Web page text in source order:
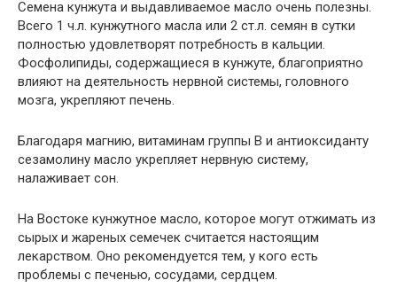
Семена кунжута и выдавливаемое масло очень полезны.
Всего 1 ч.л. кунжутного масла или 2 ст.л. семян в сутки
полностью удовлетворят потребность в кальции.
Фосфолипиды, содержащиеся в кунжуте, благоприятно
влияют на деятельность нервной системы, головного
мозга, укрепляют печень.
Благодаря магнию, витаминам группы В и антиоксиданту
сезамолину масло укрепляет нервную систему,
налаживает сон.
На Востоке кунжутное масло, которое могут отжимать из
сырых и жареных семечек считается настоящим
лекарством. Оно рекомендуется тем, у кого есть
проблемы с печенью, сосудами, сердцем.